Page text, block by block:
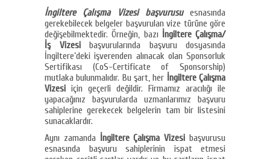
İngiltere Çalışma Vizesi başvurusuesnasında
gerekebilecek belgeler başvurulan vize türüne göre
değişebilmektedir. Örneğin, bazı İngiltere Çalışma/
İş Vizesibaşvurularında başvuru dosyasında
İngiltere’deki işverenden alınacak olan Sponsorluk
Sertifikası (CoS-Certificate of Sponsorship)
mutlaka bulunmalıdır. Bu şart, her İngiltere Çalışma
Vizesi için geçerli değildir. Firmamız aracılığı ile
yapacağınız başvurularda uzmanlarımız başvuru
sahiplerine gerekecek belgelerin tam bir listesini
sunacaklardır.
Aynı zamanda İngiltere Çalışma Vizesi başvurusu
esnasında başvuru sahiplerinin ispat etmesi